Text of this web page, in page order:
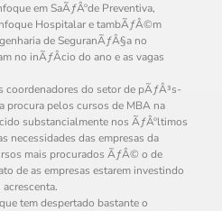
em SaÃƒÂºde Preventiva,
Hospitalar e tambÃƒÂ©m
de SeguranÃƒÂ§a no
no inÃƒÂ­cio do ano e as vagas
coordenadores do setor de pÃƒÂ³s-
procura pelos cursos de MBA na
substancialmente nos ÃƒÂºltimos
necessidades das empresas da
mais procurados ÃƒÂ© o de
de as empresas estarem investindo
tem despertado bastante o